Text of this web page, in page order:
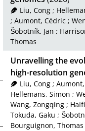
Liu, Cong;
; Aumont, Cédric ;
Šobotník, Jan ;
Thomas
Unravelling the
high-resolution
Liu, Cong;
Hellemans, Simon ;
Wang, Zongqing ;
Tokuda, Gaku ;
Bourguignon, Thomas